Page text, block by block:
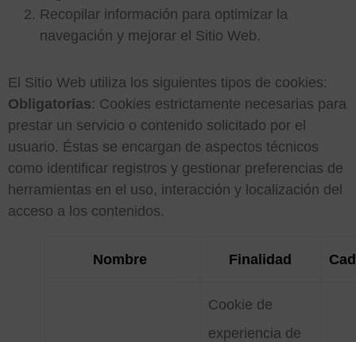
Recopilar información para optimizar la
navegación y mejorar el Sitio Web.
El Sitio Web utiliza los siguientes tipos de cookies:
Obligatorias: Cookies estrictamente necesarias para
prestar un servicio o contenido solicitado por el
usuario. Éstas se encargan de aspectos técnicos
como identificar registros y gestionar preferencias de
herramientas en el uso, interacción y localización del
acceso a los contenidos.
Nombre Finalidad
Cookie de
experiencia de